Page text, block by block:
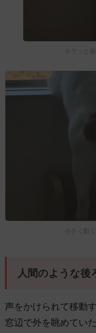
チラッと
小さく動
人間のような後
声をかけられて移動
窓辺で外を眺めてい